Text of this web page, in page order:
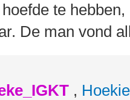
te
De man vond
, Hoekie